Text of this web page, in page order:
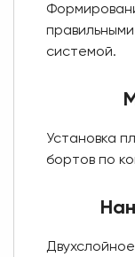
системой.
Установка
бортов по